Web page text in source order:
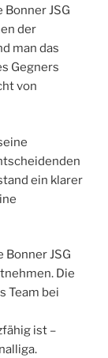
JSG
der
man das
Gegners
von
ein klarer
JSG
Die
Team bei
ist –